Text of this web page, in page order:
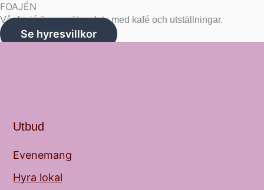
FOAJÉN
Vår foajé är en mötesplats med kafé och utställningar.
Se hyresvillkor
Utbud
Evenemang
Hyra lokal